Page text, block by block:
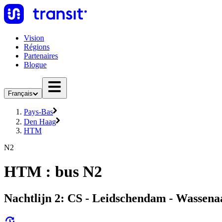
Vision
Régions
Partenaires
Blogue
Français
Pays-Bas
Den Haag
HTM
N2
HTM : bus N2
Nachtlijn 2: CS - Leidschendam -